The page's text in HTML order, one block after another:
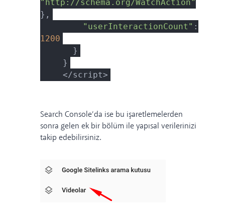
"http://schema.org/WatchAction"
},
"userInteractionCount" :
1200
}
}
</script>
Search Console’da ise bu işaretlemelerden
sonra gelen ek bir bölüm ile yapısal verilerinizi
takip edebilirsiniz.